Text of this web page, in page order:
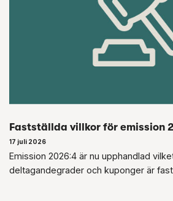
Fastställda villkor för emission
17 juli 2026
Emission 2026:4 är nu upphandlad
deltagandegrader och kuponger är